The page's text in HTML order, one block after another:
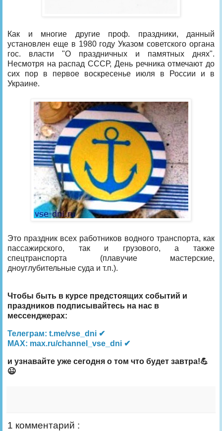
Как и многие другие проф. праздники, данный
установлен еще в 1980 году Указом советского органа
гос. власти "О праздничных и памятных днях".
Несмотря на распад СССР, День речника отмечают до
сих пор в первое воскресенье июля в России и в
Украине.
Это праздник всех работников водного транспорта, как
пассажирского, так и грузового, а также
спецтранспорта (плавучие мастерские,
дноуглубительные суда и т.п.).
Чтобы быть в курсе предстоящих событий и
праздников подписывайтесь на нас в
мессенджерах:
Телеграм: t.me/vse_dni ✔
MAX: max.ru/channel_vse_dni ✔
и узнавайте уже сегодня о том что будет завтра!💪
😉
1 комментарий :